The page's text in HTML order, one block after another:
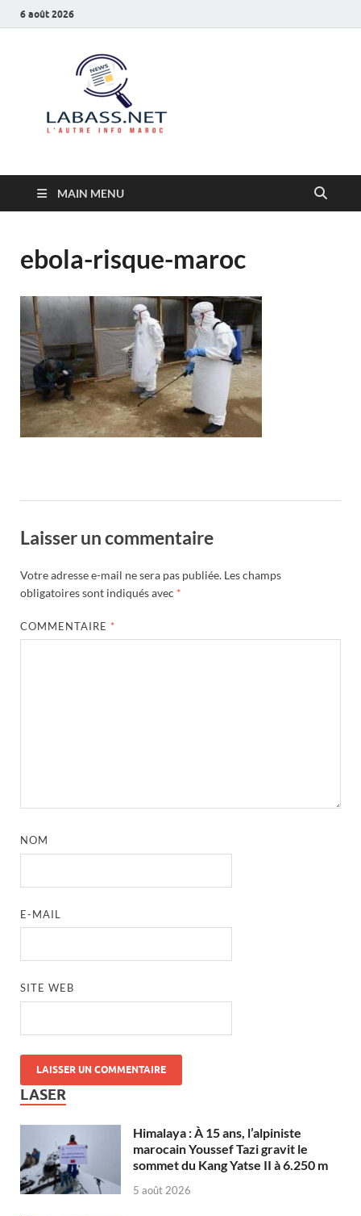
6 août 2026
MAIN MENU
ebola-risque-maroc
Laisser un commentaire
Votre adresse e-mail ne sera pas publiée. Les champs
obligatoires sont indiqués avec *
COMMENTAIRE *
NOM
E-MAIL
SITE WEB
LASER
Himalaya : À 15 ans, l’alpiniste
marocain Youssef Tazi gravit le
sommet du Kang Yatse II à 6.250 m
5 août 2026